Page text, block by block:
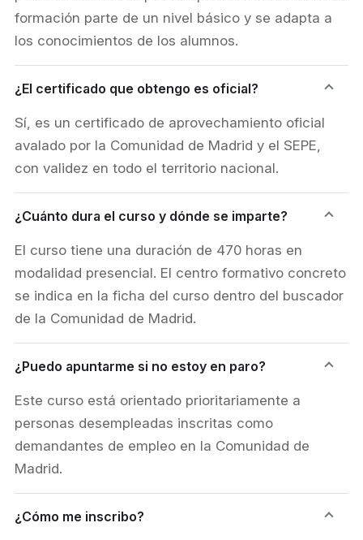
formación parte de un nivel básico y se adapta a
los conocimientos de los alumnos.
¿El certificado que obtengo es oficial?
Sí, es un certificado de aprovechamiento oficial
avalado por la Comunidad de Madrid y el SEPE,
con validez en todo el territorio nacional.
¿Cuánto dura el curso y dónde se imparte?
El curso tiene una duración de 470 horas en
modalidad presencial. El centro formativo concreto
se indica en la ficha del curso dentro del buscador
de la Comunidad de Madrid.
¿Puedo apuntarme si no estoy en paro?
Este curso está orientado prioritariamente a
personas desempleadas inscritas como
demandantes de empleo en la Comunidad de
Madrid.
¿Cómo me inscribo?